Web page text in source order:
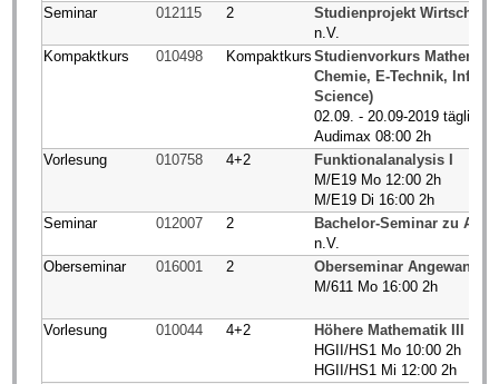
Seminar
012115 2
Studienprojekt
n.V.
Kompaktkurs
010498 Kompaktkurs Studienvorkurs
Chemie, E-Technik,
Science)
02.09. - 20.09-2019 täglich
Audimax 08:00 2h
Vorlesung
010758 4+2
Funktionalanalysis I
M/E19 Mo 12:00 2h
M/E19 Di 16:00 2h
Seminar
012007 2
Bachelor-Seminar zu
n.V.
Oberseminar
016001 2
Oberseminar Angewandte
M/611 Mo 16:00 2h
Vorlesung 010044 4+2
Höhere Mathematik III (P/
HGII/HS1 Mo 10:00 2h
HGII/HS1 Mi 12:00 2h